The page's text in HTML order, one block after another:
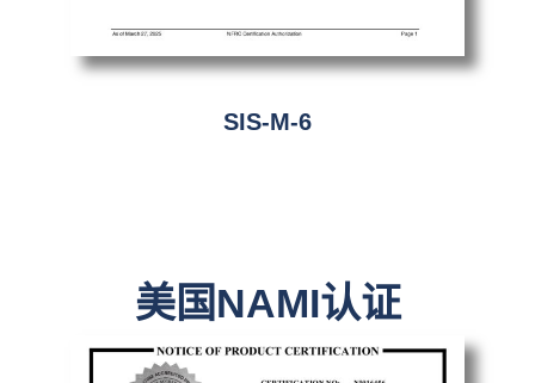
SIS-M-6
美国NAMI认证